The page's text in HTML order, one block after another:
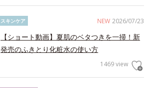
NEW 2026/07/23
スキンケア
【ショート動画】夏肌のベタつきを一掃！新
発売のふきとり化粧水の使い方
1469 view